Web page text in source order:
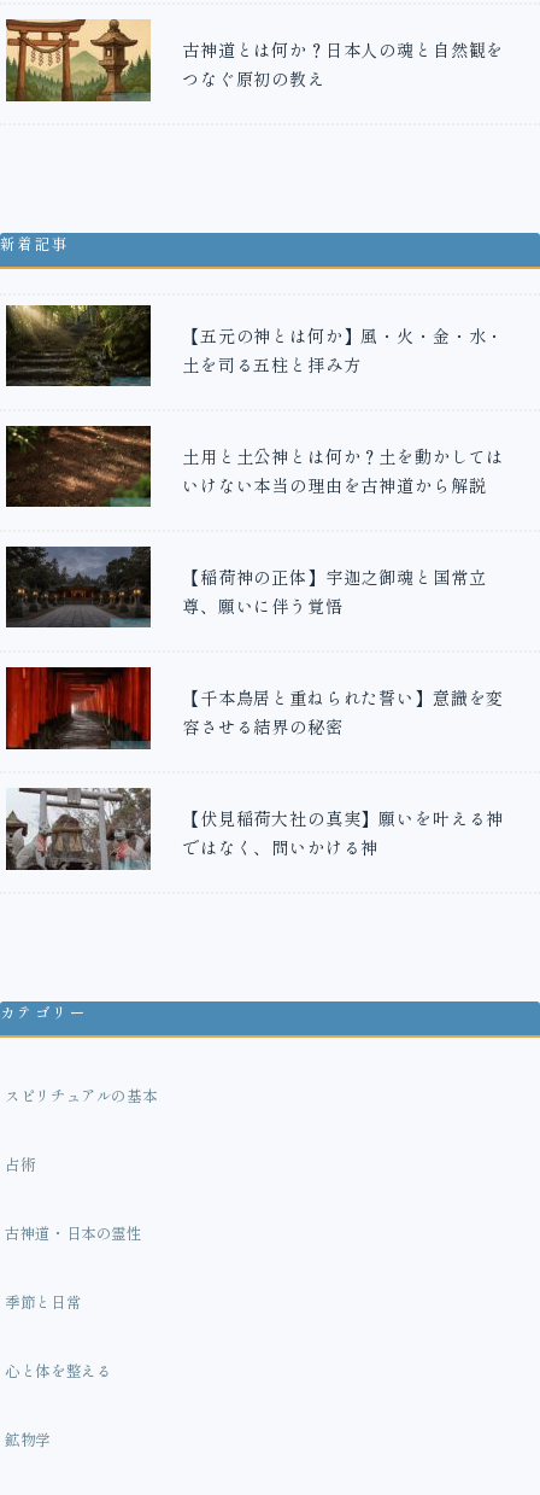
古神道とは何か？日本人の魂と自然観を
つなぐ原初の教え
新着記事
【五元の神とは何か】風・火・金・水・
土を司る五柱と拝み方
土用と土公神とは何か？土を動かしては
いけない本当の理由を古神道から解説
【稲荷神の正体】宇迦之御魂と国常立
尊、願いに伴う覚悟
【千本鳥居と重ねられた誓い】意識を変
容させる結界の秘密
【伏見稲荷大社の真実】願いを叶える神
ではなく、問いかける神
カテゴリー
スピリチュアルの基本
占術
古神道・日本の霊性
季節と日常
心と体を整える
鉱物学